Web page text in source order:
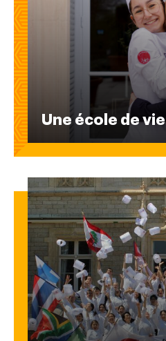
Une école de vie